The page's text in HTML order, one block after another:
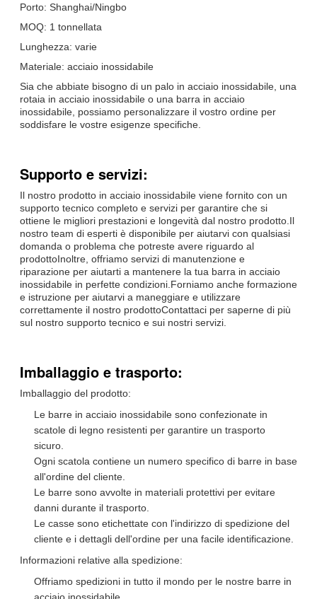
Porto: Shanghai/Ningbo
MOQ: 1 tonnellata
Lunghezza: varie
Materiale: acciaio inossidabile
Sia che abbiate bisogno di un palo in acciaio inossidabile, una
rotaia in acciaio inossidabile o una barra in acciaio
inossidabile, possiamo personalizzare il vostro ordine per
soddisfare le vostre esigenze specifiche.
Supporto e servizi:
Il nostro prodotto in acciaio inossidabile viene fornito con un
supporto tecnico completo e servizi per garantire che si
ottiene le migliori prestazioni e longevità dal nostro prodotto.Il
nostro team di esperti è disponibile per aiutarvi con qualsiasi
domanda o problema che potreste avere riguardo al
prodottoInoltre, offriamo servizi di manutenzione e
riparazione per aiutarti a mantenere la tua barra in acciaio
inossidabile in perfette condizioni.Forniamo anche formazione
e istruzione per aiutarvi a maneggiare e utilizzare
correttamente il nostro prodottoContattaci per saperne di più
sul nostro supporto tecnico e sui nostri servizi.
Imballaggio e trasporto:
Imballaggio del prodotto:
Le barre in acciaio inossidabile sono confezionate in
scatole di legno resistenti per garantire un trasporto
sicuro.
Ogni scatola contiene un numero specifico di barre in base
all'ordine del cliente.
Le barre sono avvolte in materiali protettivi per evitare
danni durante il trasporto.
Le casse sono etichettate con l'indirizzo di spedizione del
cliente e i dettagli dell'ordine per una facile identificazione.
Informazioni relative alla spedizione:
Offriamo spedizioni in tutto il mondo per le nostre barre in